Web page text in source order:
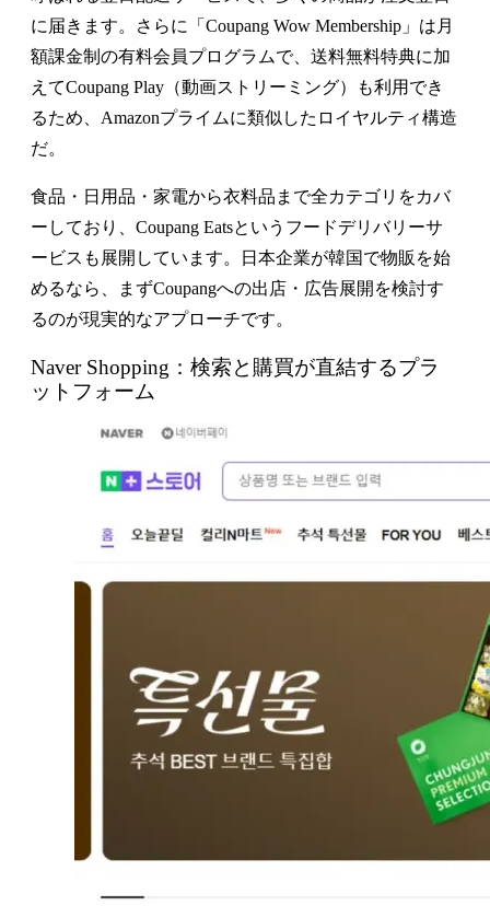
に届きます。さらに「Coupang Wow Membership」は月
額課金制の有料会員プログラムで、送料無料特典に加
えてCoupang Play（動画ストリーミング）も利用でき
るため、Amazonプライムに類似したロイヤルティ構造
だ。
食品・日用品・家電から衣料品まで全カテゴリをカバ
ーしており、Coupang Eatsというフードデリバリーサ
ービスも展開しています。日本企業が韓国で物販を始
めるなら、まずCoupangへの出店・広告展開を検討す
るのが現実的なアプローチです。
Naver Shopping：検索と購買が直結するプラ
ットフォーム